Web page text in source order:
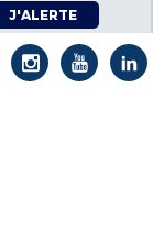
J'ALERTE